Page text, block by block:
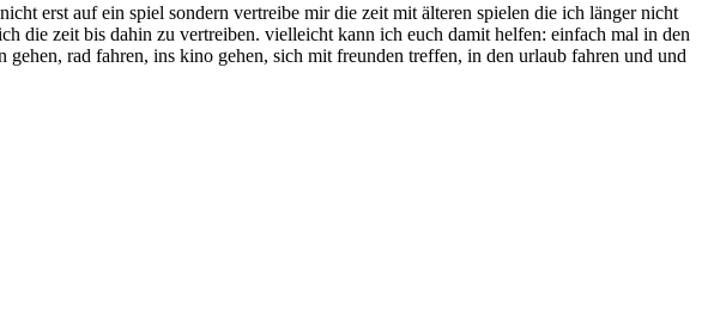
erst auf ein spiel sondern vertreibe mir die zeit mit älteren spielen die ich länger nicht
die zeit bis dahin zu vertreiben. vielleicht kann ich euch damit helfen: einfach mal in den
rad fahren, ins kino gehen, sich mit freunden treffen, in den urlaub fahren und und